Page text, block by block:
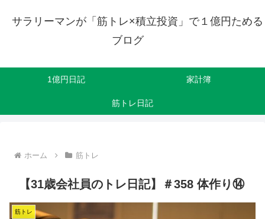
サラリーマンが「筋トレ×積立投資」で１億円ためる
ブログ
1億円日記 家計簿
筋トレ日記
ホーム 筋トレ
【31歳会社員のトレ日記】＃358 体作り⑭
筋トレ